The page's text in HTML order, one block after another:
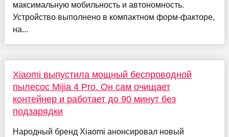
максимальную мобильность и автономность.
Устройство выполнено в компактном форм-факторе,
на...
Xiaomi выпустила мощный беспроводной
пылесос Mijia 4 Pro. Он сам очищает
контейнер и работает до 90 минут без
подзарядки
Народный бренд Xiaomi анонсировал новый